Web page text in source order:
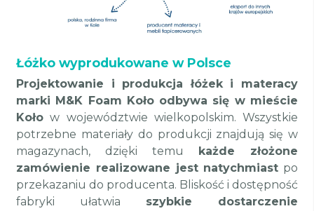
Łóżko wyprodukowane w Polsce
Projektowanie i produkcja łóżek i materacy
marki M&K Foam Koło odbywa się w mieście
Koło w województwie wielkopolskim. Wszystkie
potrzebne materiały do produkcji znajdują się w
magazynach, dzięki temu
każde złożone
zamówienie realizowane jest natychmiast po
przekazaniu do producenta. Bliskość i dostępność
fabryki ułatwia szybkie dostarczenie